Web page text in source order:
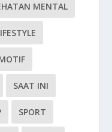
MENTAL
SAAT INI
SPORT